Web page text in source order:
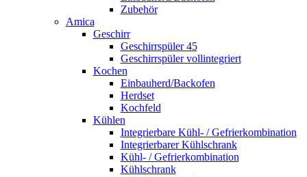
Zubehör
Amica
Geschirr
Geschirrspüler 45
Geschirrspüler vollintegriert
Kochen
Einbauherd/Backofen
Herdset
Kochfeld
Kühlen
Integrierbare Kühl- / Gefrierkombination
Integrierbarer Kühlschrank
Kühl- / Gefrierkombination
Kühlschrank